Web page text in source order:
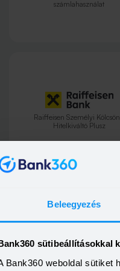
Beleegyezés
sütibeállításokkal
Bank360 weboldal sütiket
számlahasználat
Raiffeisen Személyi
Hitelkiváltó Plusz
Raiffeisen Személyi Kölcsön -
Jövedelem300, Aktív